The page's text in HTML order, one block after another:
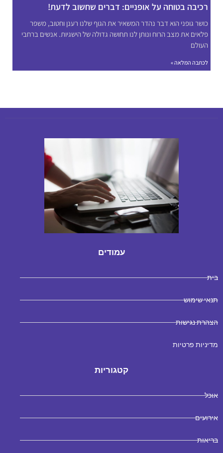
רכיבה בטוחה על אופניים: דברים שחשוב לדעת!
כושר גופני הוא דבר נהדר המשאיר את הגוף שלנו רענן וחטוב, משפר
פלאים את מצב הרוח ונותן לנו תחושה גדולה של הישגיות. אנשים ברחבי
העולם
לכתבה המלאה »
עמודים
בית
תנאי שימוש
הצהרת נגישות
מדיניות פרטיות
קטגוריות
אוכל
אירועים
בריאות